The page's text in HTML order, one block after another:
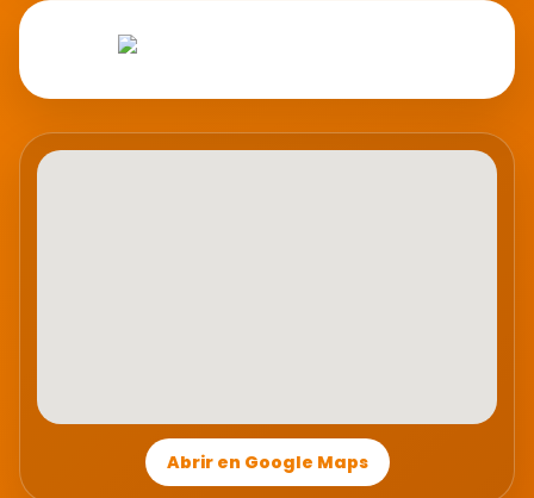
Abrir en Google Maps